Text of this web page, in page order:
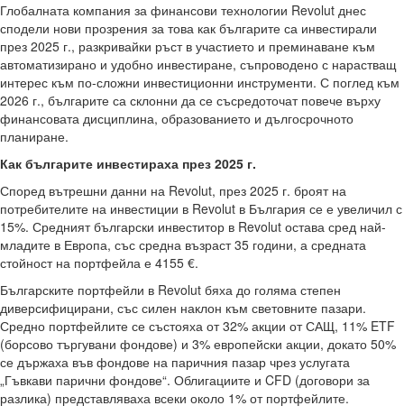
Глобалната компания за финансови технологии Revolut днес
сподели нови прозрения за това как българите са инвестирали
през 2025 г., разкривайки ръст в участието и преминаване към
автоматизирано и удобно инвестиране, съпроводено с нарастващ
интерес към по-сложни инвестиционни инструменти. С поглед към
2026 г., българите са склонни да се съсредоточат повече върху
финансовата дисциплина, образованието и дългосрочното
планиране.
Как българите инвестираха през 2025 г.
Според вътрешни данни на Revolut, през 2025 г. броят на
потребителите на инвестиции в Revolut в България се е увеличил с
15%. Средният български инвеститор в Revolut остава сред най-
младите в Европа, със средна възраст 35 години, а средната
стойност на портфейла е 4155 €.
Българските портфейли в Revolut бяха до голяма степен
диверсифицирани, със силен наклон към световните пазари.
Средно портфейлите се състояха от 32% акции от САЩ, 11% ETF
(борсово търгувани фондове) и 3% европейски акции, докато 50%
се държаха във фондове на паричния пазар чрез услугата
„Гъвкави парични фондове“. Облигациите и CFD (договори за
разлика) представляваха всеки около 1% от портфейлите.